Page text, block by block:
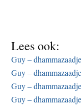
Lees ook:
Guy –
Guy –
Guy –
Guy –